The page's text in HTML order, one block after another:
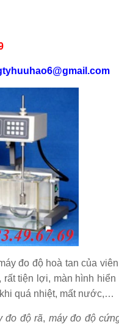
đo độ hoà tan của
tiện lợi, màn hình
quá nhiệt, mất nước,…
đo độ rã, máy đo độ